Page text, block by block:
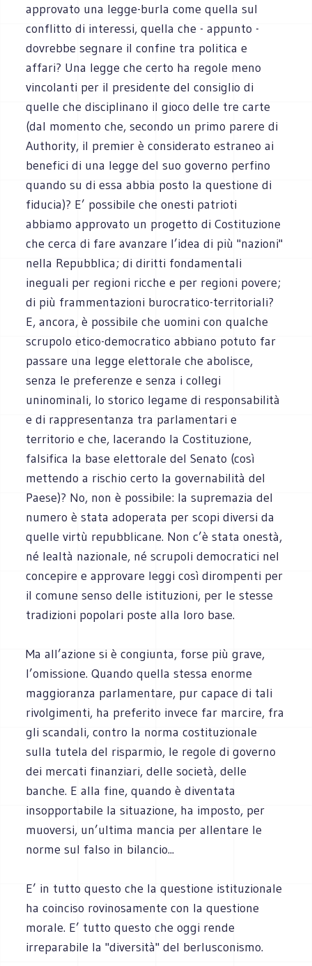
approvato una legge-burla come quella sul
conflitto di interessi, quella che - appunto -
dovrebbe segnare il confine tra politica e
affari? Una legge che certo ha regole meno
vincolanti per il presidente del consiglio di
quelle che disciplinano il gioco delle tre carte
(dal momento che, secondo un primo parere di
Authority, il premier è considerato estraneo ai
benefici di una legge del suo governo perfino
quando su di essa abbia posto la questione di
fiducia)? E’ possibile che onesti patrioti
abbiamo approvato un progetto di Costituzione
che cerca di fare avanzare l’idea di più "nazioni"
nella Repubblica; di diritti fondamentali
ineguali per regioni ricche e per regioni povere;
di più frammentazioni burocratico-territoriali?
E, ancora, è possibile che uomini con qualche
scrupolo etico-democratico abbiano potuto far
passare una legge elettorale che abolisce,
senza le preferenze e senza i collegi
uninominali, lo storico legame di responsabilità
e di rappresentanza tra parlamentari e
territorio e che, lacerando la Costituzione,
falsifica la base elettorale del Senato (così
mettendo a rischio certo la governabilità del
Paese)? No, non è possibile: la supremazia del
numero è stata adoperata per scopi diversi da
quelle virtù repubblicane. Non c’è stata onestà,
né lealtà nazionale, né scrupoli democratici nel
concepire e approvare leggi così dirompenti per
il comune senso delle istituzioni, per le stesse
tradizioni popolari poste alla loro base.
Ma all’azione si è congiunta, forse più grave,
l’omissione. Quando quella stessa enorme
maggioranza parlamentare, pur capace di tali
rivolgimenti, ha preferito invece far marcire, fra
gli scandali, contro la norma costituzionale
sulla tutela del risparmio, le regole di governo
dei mercati finanziari, delle società, delle
banche. E alla fine, quando è diventata
insopportabile la situazione, ha imposto, per
muoversi, un’ultima mancia per allentare le
norme sul falso in bilancio...
E’ in tutto questo che la questione istituzionale
ha coinciso rovinosamente con la questione
morale. E’ tutto questo che oggi rende
irreparabile la "diversità" del berlusconismo.